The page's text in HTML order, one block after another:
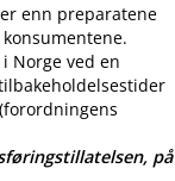
enn preparatene
Norge ved en
på